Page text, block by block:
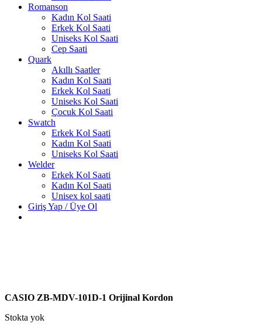
Romanson
Kadın Kol Saati
Erkek Kol Saati
Uniseks Kol Saati
Cep Saati
Quark
Akıllı Saatler
Kadın Kol Saati
Erkek Kol Saati
Uniseks Kol Saati
Çocuk Kol Saati
Swatch
Erkek Kol Saati
Kadın Kol Saati
Uniseks Kol Saati
Welder
Erkek Kol Saati
Kadın Kol Saati
Unisex kol saati
Giriş Yap / Üye Ol
CASIO ZB-MDV-101D-1 Orijinal Kordon
Stokta yok